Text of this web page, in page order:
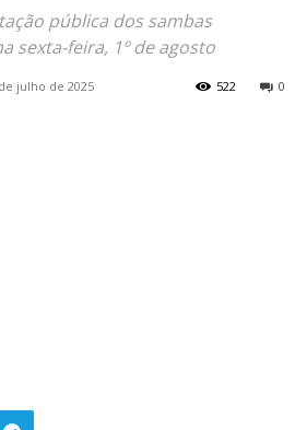
pública dos sambas
sexta-feira, 1º de agosto
julho de 2025 0
522